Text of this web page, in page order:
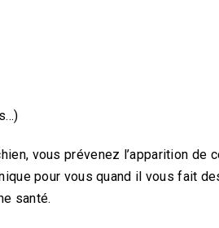
vous prévenez l’apparition de
pour vous quand il vous fait
santé.